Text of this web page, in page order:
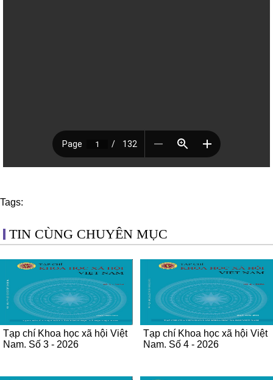
Tags:
TIN CÙNG CHUYÊN MỤC
Tạp chí Khoa học xã hội Việt
Nam. Số 4 - 2026
Tạp chí Khoa học xã hội Việt
Nam. Số 3 - 2026